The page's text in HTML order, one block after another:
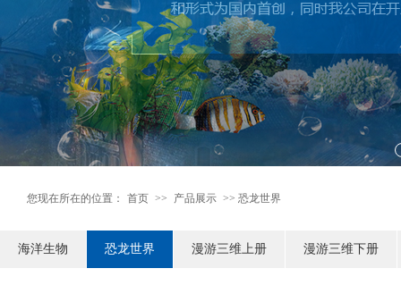
您现在所在的位置： 首页 >> 产品展示 >> 恐龙世界
海洋生物 恐龙世界 漫游三维上册 漫游三维下册